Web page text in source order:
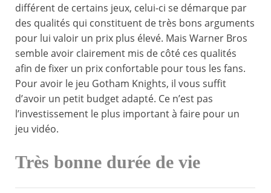
différent de certains jeux, celui-ci se démarque par
des qualités qui constituent de très bons arguments
pour lui valoir un prix plus élevé. Mais Warner Bros
semble avoir clairement mis de côté ces qualités
afin de fixer un prix confortable pour tous les fans.
Pour avoir le jeu Gotham Knights, il vous suffit
d’avoir un petit budget adapté. Ce n’est pas
l’investissement le plus important à faire pour un
jeu vidéo.
Très bonne durée de vie